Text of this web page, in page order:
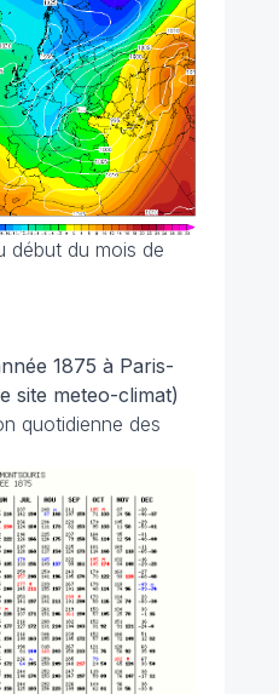
début du mois de
1875 à Paris-
site meteo-climat)
quotidienne des